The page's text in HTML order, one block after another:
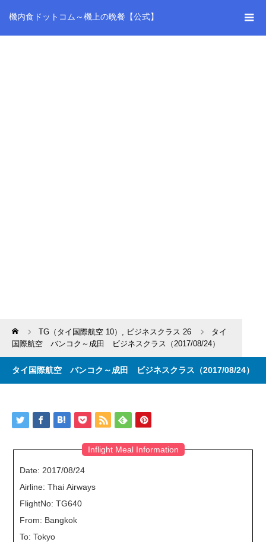
機内食ドットコム～機上の晩餐【公式】
Home TG（タイ国際航空 10） , ビジネスクラス 26
タイ
国際航空 バンコク～成田 ビジネスクラス（2017/08/24）
タイ国際航空 バンコク～成田 ビジネスクラス（2017/08/24）
Inflight Meal Information
Date: 2017/08/24
Airline: Thai Airways
FlightNo: TG640
From: Bangkok
To: Tokyo